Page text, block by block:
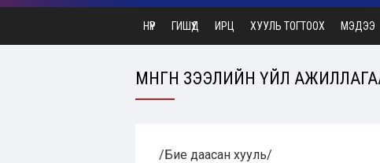
НҮҮР ГИШҮҮД ИРЦ ХУУЛЬ ТОГТООХ МЭДЭЭ
МӨНГӨН ЗЭЭЛИЙН ҮЙЛ
/Бие даасан хууль/